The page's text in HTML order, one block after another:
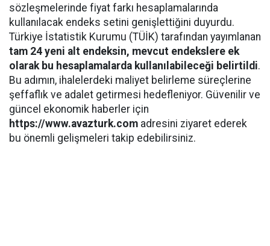
sözleşmelerinde fiyat farkı hesaplamalarında
kullanılacak endeks setini genişlettiğini duyurdu.
Türkiye İstatistik Kurumu (TÜİK) tarafından yayımlanan
tam 24 yeni alt endeksin, mevcut endekslere ek
olarak bu hesaplamalarda kullanılabileceği belirtildi.
Bu adımın, ihalelerdeki maliyet belirleme süreçlerine
şeffaflık ve adalet getirmesi hedefleniyor. Güvenilir ve
güncel ekonomik haberler için
https://www.avazturk.com adresini ziyaret ederek
bu önemli gelişmeleri takip edebilirsiniz.